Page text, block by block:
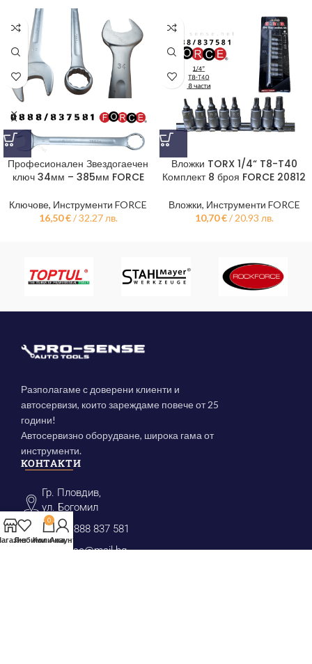
Професионален Звездогаечен
ключ 34мм – 385мм FORCE
Ключове, Инструменти FORCE
16,50€ / 32.27 лв.
Вложки TORX 1/4“ T8-T40
Комплект 8 броя FORCE 20812
Вложки, Инструменти FORCE
10,70€ / 20.93 лв.
Разполагаме с доверени клиенти и
автосервизи, които зареждаме повече от 25
години!
Автосервизно оборудване, широка гама от
инструменти.
КОНТАКТИ
Гр. Пловдив,
ул. Богомил
(+359) 888 837 581
prosense@mail.bg
Любими
0
Количка
Акаунт